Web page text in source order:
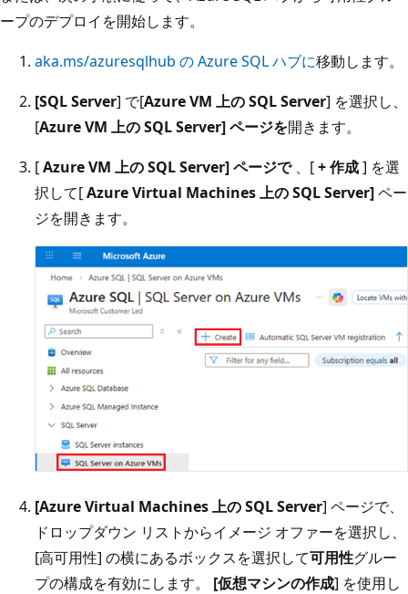
ープのデプロイを開始します。
aka.ms/azuresqlhub の Azure SQL ハブに移動します。
[SQL Server] で[Azure VM 上の SQL Server] を選択し、
[Azure VM 上の SQL Server] ページを開きます。
[Azure VM 上の SQL Server] ページで、[+ 作成] を選
択して[Azure Virtual Machines 上の SQL Server]ペー
ジを開きます。
[Azure Virtual Machines 上の SQL Server] ページで、
ドロップダウン リストからイメージ オファーを選択し、
[高可用性] の横にあるボックスを選択して可用性グルー
プの構成を有効にします。 [仮想マシンの作成] を使用し